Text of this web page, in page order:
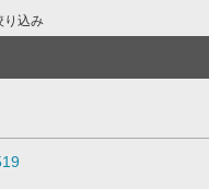
込み